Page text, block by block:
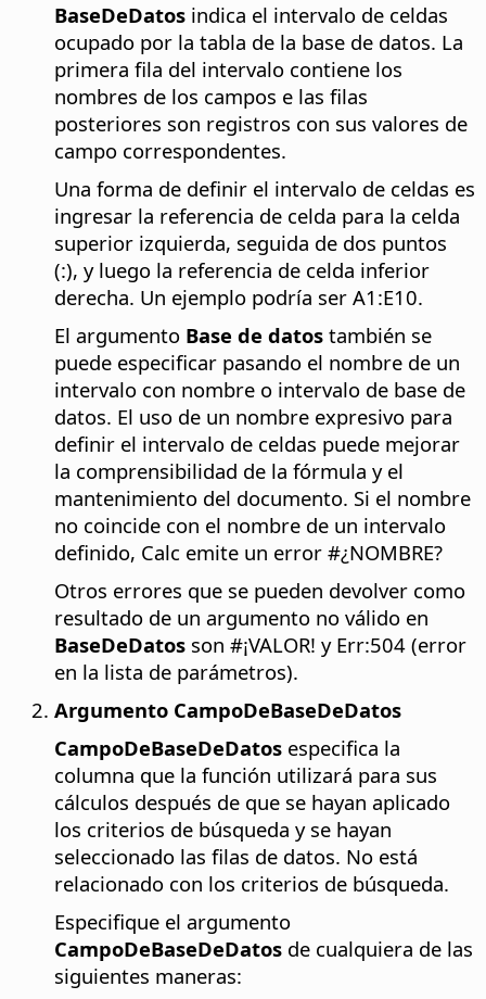
BaseDeDatos indica el intervalo de celdas
ocupado por la tabla de la base de datos. La
primera fila del intervalo contiene los
nombres de los campos e las filas
posteriores son registros con sus valores de
campo correspondentes.
Una forma de definir el intervalo de celdas es
ingresar la referencia de celda para la celda
superior izquierda, seguida de dos puntos
(:), y luego la referencia de celda inferior
derecha. Un ejemplo podría ser A1:E10.
El argumento Base de datos también se
puede especificar pasando el nombre de un
intervalo con nombre o intervalo de base de
datos. El uso de un nombre expresivo para
definir el intervalo de celdas puede mejorar
la comprensibilidad de la fórmula y el
mantenimiento del documento. Si el nombre
no coincide con el nombre de un intervalo
definido, Calc emite un error #¿NOMBRE?
Otros errores que se pueden devolver como
resultado de un argumento no válido en
BaseDeDatos son #¡VALOR! y Err:504 (error
en la lista de parámetros).
Argumento CampoDeBaseDeDatos
CampoDeBaseDeDatos especifica la
columna que la función utilizará para sus
cálculos después de que se hayan aplicado
los criterios de búsqueda y se hayan
seleccionado las filas de datos. No está
relacionado con los criterios de búsqueda.
Especifique el argumento
CampoDeBaseDeDatos de cualquiera de las
siguientes maneras: